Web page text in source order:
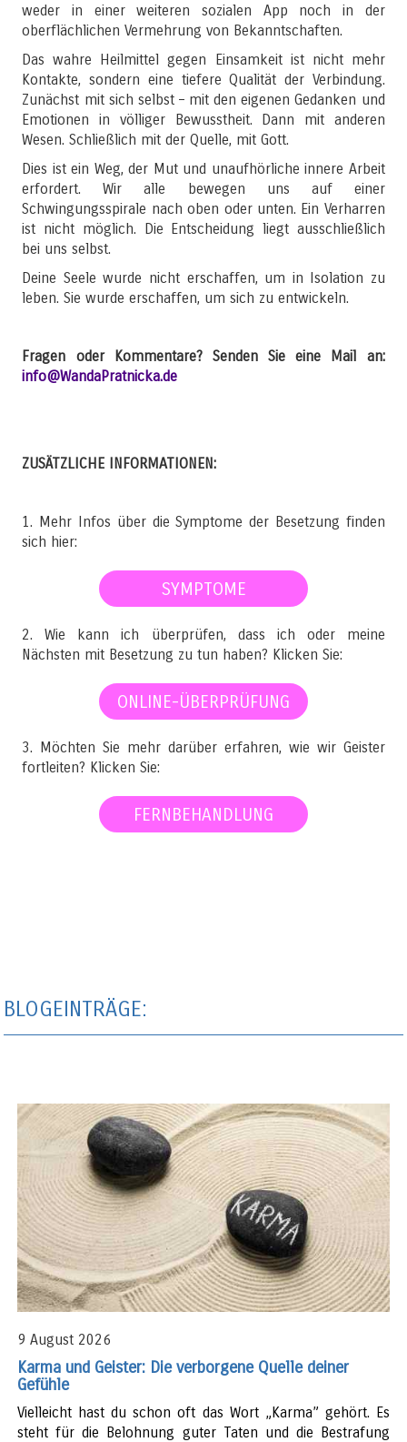
weder in einer weiteren sozialen App noch in der
oberflächlichen Vermehrung von Bekanntschaften.
Das wahre Heilmittel gegen Einsamkeit ist nicht mehr
Kontakte, sondern eine tiefere Qualität der Verbindung.
Zunächst mit sich selbst – mit den eigenen Gedanken und
Emotionen in völliger Bewusstheit. Dann mit anderen
Wesen. Schließlich mit der Quelle, mit Gott.
Dies ist ein Weg, der Mut und unaufhörliche innere Arbeit
erfordert. Wir alle bewegen uns auf einer
Schwingungsspirale nach oben oder unten. Ein Verharren
ist nicht möglich. Die Entscheidung liegt ausschließlich
bei uns selbst.
Deine Seele wurde nicht erschaffen, um in Isolation zu
leben. Sie wurde erschaffen, um sich zu entwickeln.
Fragen oder Kommentare? Senden Sie eine Mail an:
info@WandaPratnicka.de
ZUSÄTZLICHE INFORMATIONEN:
1. Mehr Infos über die Symptome der Besetzung finden
sich hier:
SYMPTOME
2. Wie kann ich überprüfen, dass ich oder meine
Nächsten mit Besetzung zu tun haben? Klicken Sie:
ONLINE-ÜBERPRÜFUNG
3. Möchten Sie mehr darüber erfahren, wie wir Geister
fortleiten? Klicken Sie:
FERNBEHANDLUNG
BLOGEINTRÄGE:
9 August 2026
Karma und Geister: Die verborgene Quelle deiner
Gefühle
Vielleicht hast du schon oft das Wort „Karma” gehört. Es
steht für die Belohnung guter Taten und die Bestrafung